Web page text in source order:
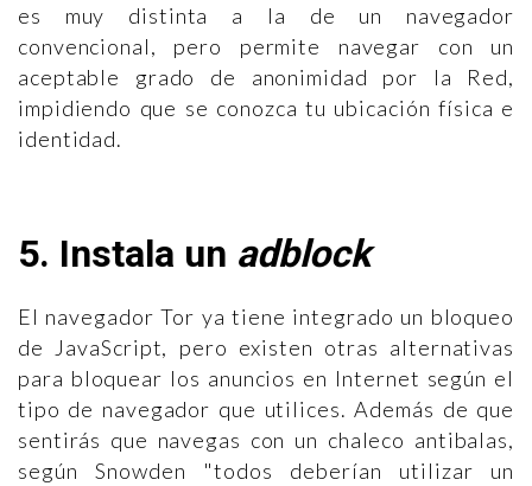
es muy distinta a la de un navegador
convencional, pero permite navegar con un
aceptable grado de anonimidad por la Red,
impidiendo que se conozca tu ubicación física e
identidad.
5. Instala un adblock
El navegador Tor ya tiene integrado un bloqueo
de JavaScript, pero existen otras alternativas
para bloquear los anuncios en Internet según el
tipo de navegador que utilices. Además de que
sentirás que navegas con un chaleco antibalas,
según Snowden "todos deberían utilizar un